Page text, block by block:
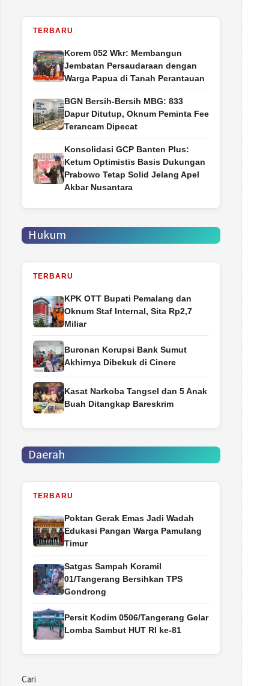
TERBARU
Korem 052 Wkr: Membangun
Jembatan Persaudaraan dengan
Warga Papua di Tanah Perantauan
BGN Bersih-Bersih MBG: 833
Dapur Ditutup, Oknum Peminta Fee
Terancam Dipecat
Konsolidasi GCP Banten Plus:
Ketum Optimistis Basis Dukungan
Prabowo Tetap Solid Jelang Apel
Akbar Nusantara
Hukum
TERBARU
‎KPK OTT Bupati Pemalang dan
Oknum Staf Internal, Sita Rp2,7
Miliar
Buronan Korupsi Bank Sumut
Akhirnya Dibekuk di Cinere
Kasat Narkoba Tangsel dan 5 Anak
Buah Ditangkap Bareskrim
Daerah
TERBARU
Poktan Gerak Emas Jadi Wadah
Edukasi Pangan Warga Pamulang
Timur
Satgas Sampah Koramil
01/Tangerang Bersihkan TPS
Gondrong
Persit Kodim 0506/Tangerang Gelar
Lomba Sambut HUT RI ke-81
Cari